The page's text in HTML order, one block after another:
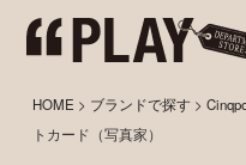
HOME > ブランドで探す >
トカード（写真家）